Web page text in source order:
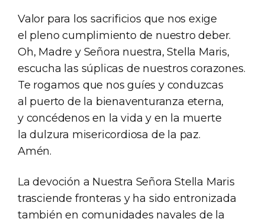
Valor para los sacrificios que nos exige
el pleno cumplimiento de nuestro deber.
Oh, Madre y Señora nuestra, Stella Maris,
escucha las súplicas de nuestros corazones.
Te rogamos que nos guíes y conduzcas
al puerto de la bienaventuranza eterna,
y concédenos en la vida y en la muerte
la dulzura misericordiosa de la paz.
Amén.
La devoción a Nuestra Señora Stella Maris
trasciende fronteras y ha sido entronizada
también en comunidades navales de la